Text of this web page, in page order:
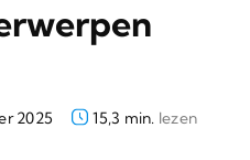
2025 15,3 min. lezen